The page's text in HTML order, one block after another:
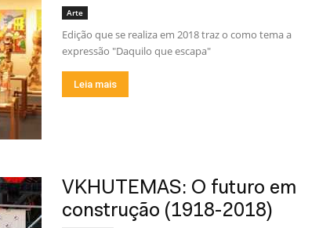
Arte
Edição que se realiza em 2018 traz o como tema a
expressão "Daquilo que escapa"
Leia mais
VKHUTEMAS: O futuro em
construção (1918-2018)